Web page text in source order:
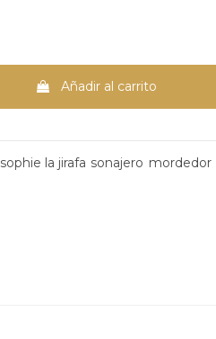
Añadir al carrito
sophie la jirafa sonajero mordedor